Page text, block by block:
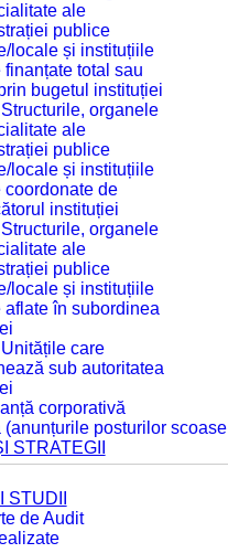
ale
publice
locale și instituțiile
finanțate total sau
bugetul instituției
organele
ale
publice
locale și instituțiile
coordonate de
instituției
organele
ale
publice
locale și instituțiile
aflate în subordinea
care
sub autoritatea
corporativă
(anunțurile posturilor
STRATEGII
de Audit